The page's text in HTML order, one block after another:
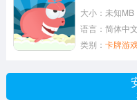
安卓游戏
益智游戏
大小：未知MB
语言：简体中文
类别： 卡牌游